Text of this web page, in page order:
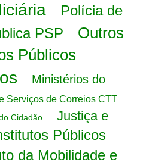
Polícia de
PSP
Outros
Públicos
Ministérios do
Serviços de Correios CTT
Cidadão
Justiça e
Públicos
da Mobilidade e